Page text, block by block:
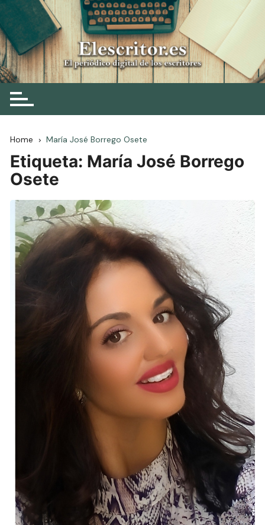
Skip
to
content
Elescritor.es
El periódico digital de los escritores
Home María José Borrego Osete
Etiqueta: María José Borrego
Osete